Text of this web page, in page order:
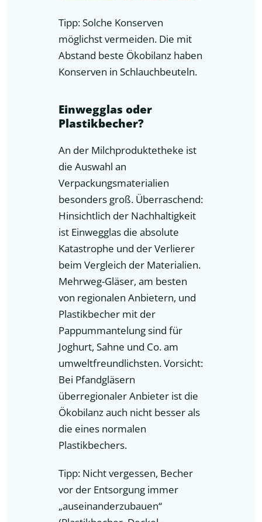
Tipp: Solche Konserven
möglichst vermeiden. Die mit
Abstand beste Ökobilanz haben
Konserven in Schlauchbeuteln.
Einwegglas oder
Plastikbecher?
An der Milchproduktetheke ist
die Auswahl an
Verpackungsmaterialien
besonders groß. Überraschend:
Hinsichtlich der Nachhaltigkeit
ist Einwegglas die absolute
Katastrophe und der Verlierer
beim Vergleich der Materialien.
Mehrweg-Gläser, am besten
von regionalen Anbietern, und
Plastikbecher mit der
Pappummantelung sind für
Joghurt, Sahne und Co. am
umweltfreundlichsten. Vorsicht:
Bei Pfandgläsern
überregionaler Anbieter ist die
Ökobilanz auch nicht besser als
die eines normalen
Plastikbechers.
Tipp: Nicht vergessen, Becher
vor der Entsorgung immer
„auseinanderzubauen“